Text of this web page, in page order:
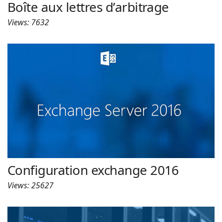
Boîte aux lettres d’arbitrage
Views: 7632
Configuration exchange 2016
Views: 25627